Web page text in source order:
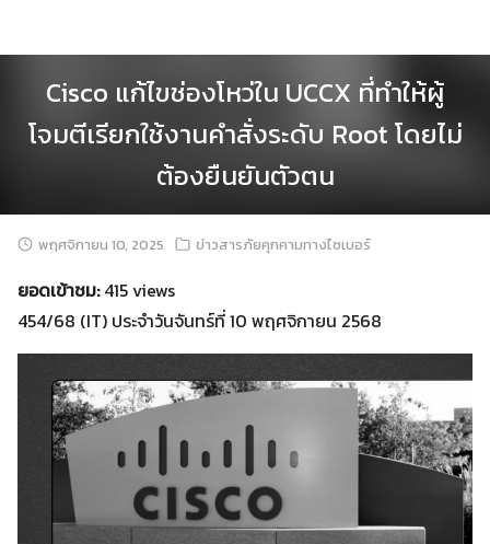
Cisco แก้ไขช่องโหว่ใน UCCX ที่ทำให้ผู้
โจมตีเรียกใช้งานคำสั่งระดับ Root โดยไม่
ต้องยืนยันตัวตน
พฤศจิกายน 10, 2025 ข่าวสารภัยคุกคามทางไซเบอร์
ยอดเข้าชม:415 views
454/68 (IT) ประจำวันจันทร์ที่ 10 พฤศจิกายน 2568